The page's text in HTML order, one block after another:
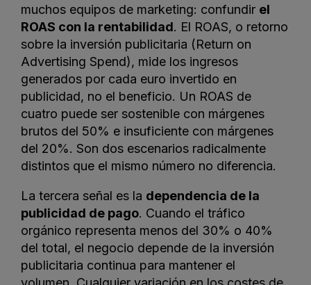
muchos equipos de marketing: confundir el
ROAS con la rentabilidad. El ROAS, o retorno
sobre la inversión publicitaria (Return on
Advertising Spend), mide los ingresos
generados por cada euro invertido en
publicidad, no el beneficio. Un ROAS de
cuatro puede ser sostenible con márgenes
brutos del 50% e insuficiente con márgenes
del 20%. Son dos escenarios radicalmente
distintos que el mismo número no diferencia.
La tercera señal es la dependencia de la
publicidad de pago. Cuando el tráfico
orgánico representa menos del 30% o 40%
del total, el negocio depende de la inversión
publicitaria continua para mantener el